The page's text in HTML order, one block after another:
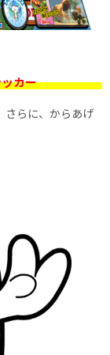
カー
さらに、からあげ